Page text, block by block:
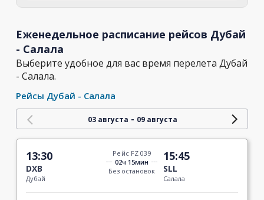
Еженедельное расписание рейсов Дубай
- Салала
Выберите удобное для вас время перелета Дубай
- Салала.
Рейсы Дубай - Салала
03 августа - 09 августа
13:30
DXB
Дубай
Рейс FZ 039
02ч 15мин
Без остановок
15:45
SLL
Салала